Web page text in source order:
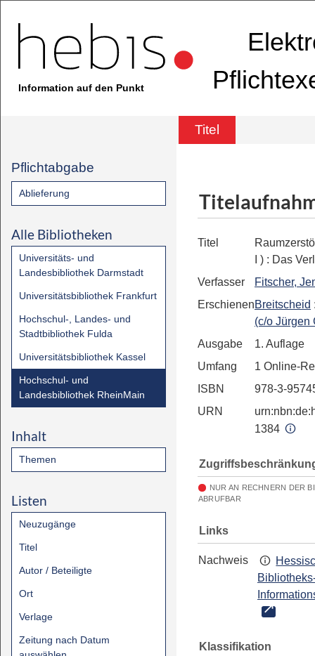
Information auf den Punkt
Titel
Pflichtabgabe
Ablieferung
Alle Bibliotheken
Universitäts- und
Landesbibliothek Darmstadt
Universitätsbibliothek Frankfurt
Hochschul-, Landes- und
Stadtbibliothek Fulda
Universitätsbibliothek Kassel
Hochschul- und
Landesbibliothek RheinMain
Inhalt
Themen
Listen
Neuzugänge
Titel
Autor / Beteiligte
Ort
Verlage
Zeitung nach Datum
Titel
I ) : Das
Verfasser
Fitscher,
ErschienenBreitscheid
(c/o Jürgen
Ausgabe
1. Auflage
Umfang
1 Online-
ISBN
978-3-
URN
1384
NUR AN RECHNERN DER
ABRUFBAR
Links
Nachweis
Klassifikation